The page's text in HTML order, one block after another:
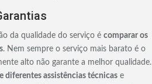
da qualidade do serviço é comparar os
. Nem sempre o serviço mais barato é o
alto não garante a melhor qualidade.
diferentes assistências técnicas e